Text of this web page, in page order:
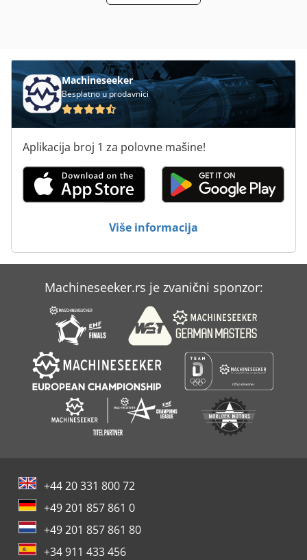
Machineseeker
Besplatno u prodavnici
Aplikacija broj 1 za polovne mašine!
Više informacija
Machineseeker.rs je zvanični sponzor:
+44 20 331 800 72
+49 201 857 861 0
+49 201 857 861 80
+34 911 433 456